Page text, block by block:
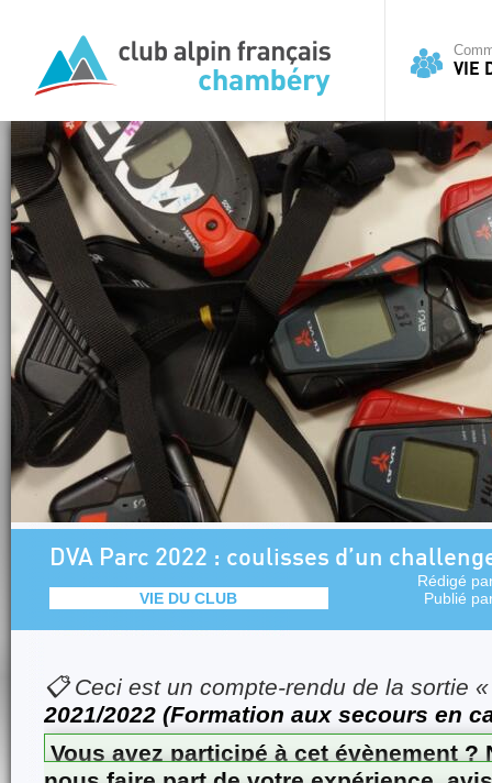
VIE
DVA Parc 2022 : coulisses d’un
VIE DU CLUB
Rédigé
Publié
📋 Ceci est un compte-rendu de la sortie
2021/2022 (Formation aux secours en
Vous avez participé à cet évènement ?